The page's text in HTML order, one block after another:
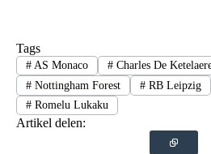
Tags
#AS Monaco #Charles De
#Nottingham Forest #RB Leipzig
#Romelu Lukaku
Artikel delen: